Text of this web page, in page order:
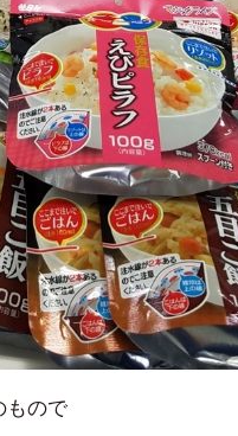
もので